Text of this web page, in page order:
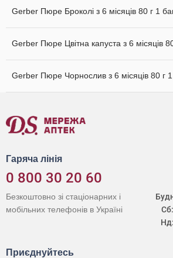
Gerber Пюре Броколі з 6 місяців 80 г 1
Gerber Пюре Цвітна капуста з 6 місяців
Gerber Пюре Чорнослив з 6 місяців 80 г
Гаряча лінія
0 800 30 20 60
Сб:
Нд:
Безкоштовно зі стаціонарних і
мобільних телефонів в Україні
Приєднуйтесь